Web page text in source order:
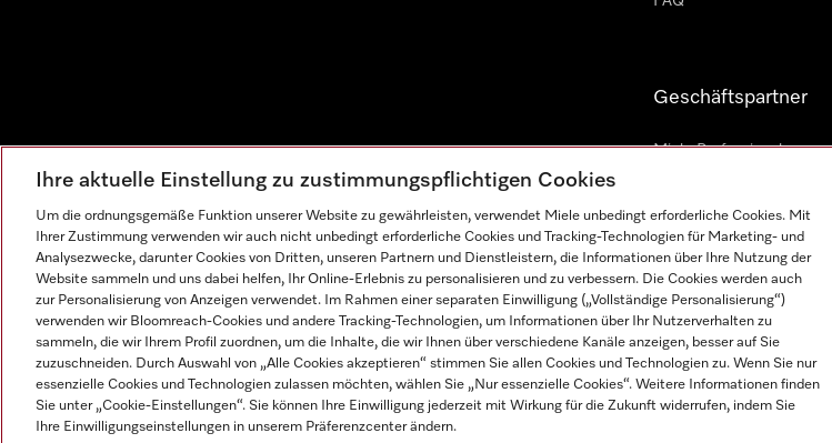
Geschäftspartner
Miele Professional
Miele Marine
Architekten und Bauträger
Impressum AGB Datenschutz Nutzungsbedingungen
Ihre aktuelle Einstellung zu zustimmungspflichtigen Cookies
Um die ordnungsgemäße Funktion unserer Website zu gewährleisten, verwendet Miele unbedingt erforderliche Cookies. Mit
Ihrer Zustimmung verwenden wir auch nicht unbedingt erforderliche Cookies und Tracking-Technologien für Marketing- und
Analysezwecke, darunter Cookies von Dritten, unseren Partnern und Dienstleistern, die Informationen über Ihre Nutzung der
Website sammeln und uns dabei helfen, Ihr Online-Erlebnis zu personalisieren und zu verbessern. Die Cookies werden auch
zur Personalisierung von Anzeigen verwendet. Im Rahmen einer separaten Einwilligung („Vollständige Personalisierung“)
verwenden wir Bloomreach-Cookies und andere Tracking-Technologien, um Informationen über Ihr Nutzerverhalten zu
sammeln, die wir Ihrem Profil zuordnen, um die Inhalte, die wir Ihnen über verschiedene Kanäle anzeigen, besser auf Sie
zuzuschneiden. Durch Auswahl von „Alle Cookies akzeptieren“ stimmen Sie allen Cookies und Technologien zu. Wenn Sie nur
essenzielle Cookies und Technologien zulassen möchten, wählen Sie „Nur essenzielle Cookies“. Weitere Informationen finden
Sie unter „Cookie-Einstellungen“. Sie können Ihre Einwilligung jederzeit mit Wirkung für die Zukunft widerrufen, indem Sie
Ihre Einwilligungseinstellungen in unserem Präferenzcenter ändern.